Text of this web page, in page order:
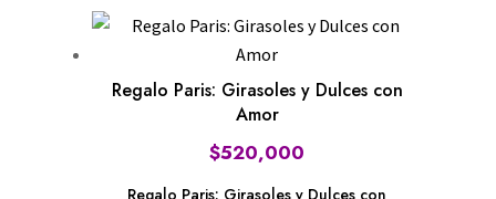
Regalo Paris: Girasoles y Dulces con
Amor
$520,000
Regalo Paris: Girasoles y Dulces con